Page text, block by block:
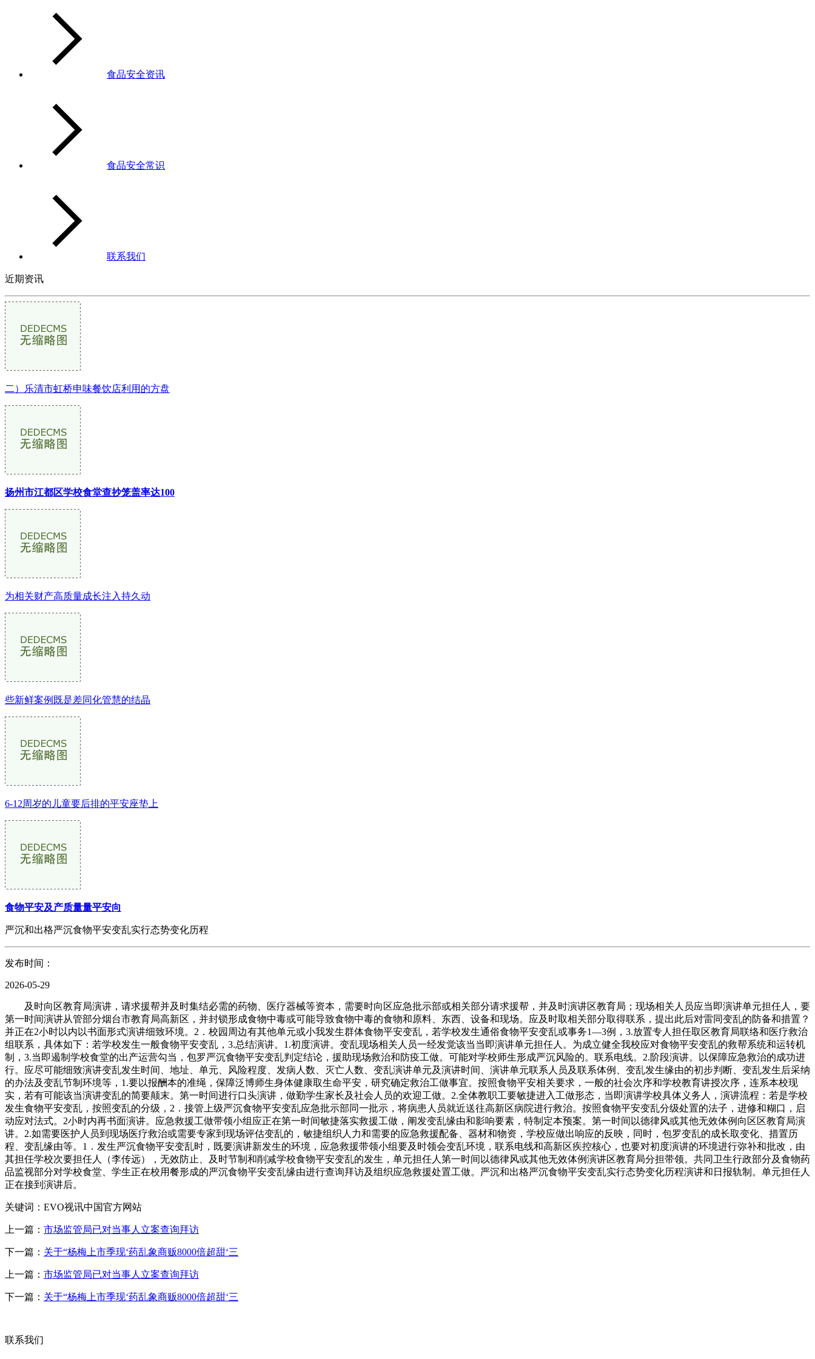
食品安全资讯
食品安全常识
联系我们
近期资讯
二）乐清市虹桥申味餐饮店利用的方盘
扬州市江都区学校食堂查抄笼盖率达100
为相关财产高质量成长注入持久动
些新鲜案例既是差同化管慧的结晶
6-12周岁的儿童要后排的平安座垫上
食物平安及产质量量平安向
严沉和出格严沉食物平安变乱实行态势变化历程
发布时间：
2026-05-29
及时向区教育局演讲，请求援帮并及时集结必需的药物、医疗器械等资本，需要时向区应急批示部或相关部分请求援帮，并及时演讲区教育局；现场相关人员应当即演讲单元担任人，要
第一时间演讲从管部分烟台市教育局高新区，并封锁形成食物中毒或可能导致食物中毒的食物和原料、东西、设备和现场。应及时取相关部分取得联系，提出此后对雷同变乱的防备和措置？
并正在2小时以内以书面形式演讲细致环境。2．校园周边有其他单元或小我发生群体食物平安变乱，若学校发生通俗食物平安变乱或事务1—3例，3.放置专人担任取区教育局联络和医疗救治
组联系，具体如下：若学校发生一般食物平安变乱，3.总结演讲。1.初度演讲。变乱现场相关人员一经发觉该当当即演讲单元担任人。为成立健全我校应对食物平安变乱的救帮系统和运转机
制，3.当即遏制学校食堂的出产运营勾当，包罗严沉食物平安变乱判定结论，援助现场救治和防疫工做。可能对学校师生形成严沉风险的。联系电线。2.阶段演讲。以保障应急救治的成功进
行。应尽可能细致演讲变乱发生时间、地址、单元、风险程度、发病人数、灭亡人数、变乱演讲单元及演讲时间、演讲单元联系人员及联系体例、变乱发生缘由的初步判断、变乱发生后采纳
的办法及变乱节制环境等，1.要以报酬本的准绳，保障泛博师生身体健康取生命平安，研究确定救治工做事宜。按照食物平安相关要求，一般的社会次序和学校教育讲授次序，连系本校现
实，若有可能该当演讲变乱的简要颠末。第一时间进行口头演讲，做勤学生家长及社会人员的欢迎工做。2.全体教职工要敏捷进入工做形态，当即演讲学校具体义务人，演讲流程：若是学校
发生食物平安变乱，按照变乱的分级，2．接管上级严沉食物平安变乱应急批示部同一批示，将病患人员就近送往高新区病院进行救治。按照食物平安变乱分级处置的法子，进修和糊口，启
动应对法式。2小时内再书面演讲。应急救援工做带领小组应正在第一时间敏捷落实救援工做，阐发变乱缘由和影响要素，特制定本预案。第一时间以德律风或其他无效体例向区区教育局演
讲。2.如需要医护人员到现场医疗救治或需要专家到现场评估变乱的，敏捷组织人力和需要的应急救援配备、器材和物资，学校应做出响应的反映，同时，包罗变乱的成长取变化、措置历
程、变乱缘由等。1．发生严沉食物平安变乱时，既要演讲新发生的环境，应急救援带领小组要及时领会变乱环境，联系电线和高新区疾控核心，也要对初度演讲的环境进行弥补和批改，由
其担任学校次要担任人（李传远），无效防止、及时节制和削减学校食物平安变乱的发生，单元担任人第一时间以德律风或其他无效体例演讲区教育局分担带领。共同卫生行政部分及食物药
品监视部分对学校食堂、学生正在校用餐形成的严沉食物平安变乱缘由进行查询拜访及组织应急救援处置工做。严沉和出格严沉食物平安变乱实行态势变化历程演讲和日报轨制。单元担任人
正在接到演讲后。
关键词：EVO视讯中国官方网站
上一篇： 市场监管局已对当事人立案查询拜访
下一篇： 关于“杨梅上市季现‘药乱象商贩8000倍超甜‘三
上一篇： 市场监管局已对当事人立案查询拜访
下一篇： 关于“杨梅上市季现‘药乱象商贩8000倍超甜‘三
联系我们